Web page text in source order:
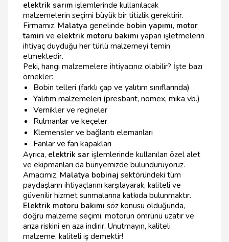
elektrik sarım işlemlerinde kullanılacak
malzemelerin seçimi büyük bir titizlik gerektirir.
Firmamız, Malatya genelinde bobin yapımı, motor
tamiri ve elektrik motoru bakımı yapan işletmelerin
ihtiyaç duyduğu her türlü malzemeyi temin
etmektedir.
Peki, hangi malzemelere ihtiyacınız olabilir? İşte bazı
örnekler:
Bobin telleri (farklı çap ve yalıtım sınıflarında)
Yalıtım malzemeleri (presbant, nomex, mika vb.)
Vernikler ve reçineler
Rulmanlar ve keçeler
Klemensler ve bağlantı elemanları
Fanlar ve fan kapakları
Ayrıca, elektrik sar işlemlerinde kullanılan özel alet
ve ekipmanları da bünyemizde bulunduruyoruz.
Amacımız, Malatya bobinaj sektöründeki tüm
paydaşların ihtiyaçlarını karşılayarak, kaliteli ve
güvenilir hizmet sunmalarına katkıda bulunmaktır.
Elektrik motoru bakımı söz konusu olduğunda,
doğru malzeme seçimi, motorun ömrünü uzatır ve
arıza riskini en aza indirir. Unutmayın, kaliteli
malzeme, kaliteli iş demektir!